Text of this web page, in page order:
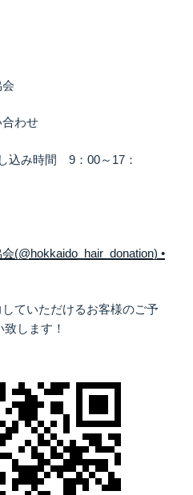
わせ
込み時間 9：00～17：
(@hokkaido_hair_donation) •
ていただけるお客様のご予
します！